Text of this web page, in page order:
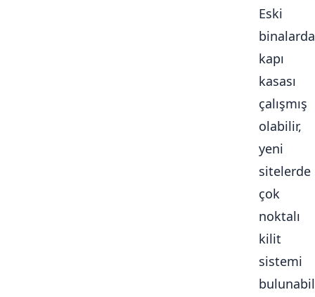
Eski
binalarda
kapı
kasası
çalışmış
olabilir,
yeni
sitelerde
çok
noktalı
kilit
sistemi